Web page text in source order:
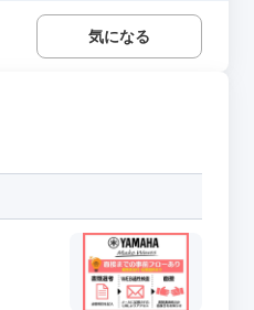
気になる